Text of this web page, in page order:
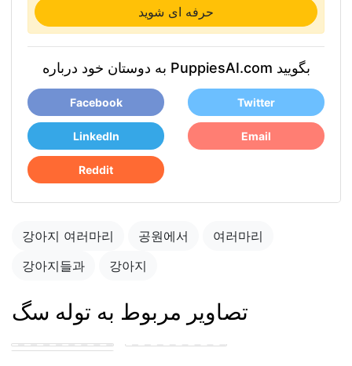
حرفه ای شوید
به دوستان خود درباره PuppiesAI.com بگویید
Facebook Twitter
LinkedIn Email
Reddit
강아지 여러마리 공원에서
여러마리
강아지들과
강아지
تصاویر مربوط به توله سگ
강아지 자지를 빠는
여자아이